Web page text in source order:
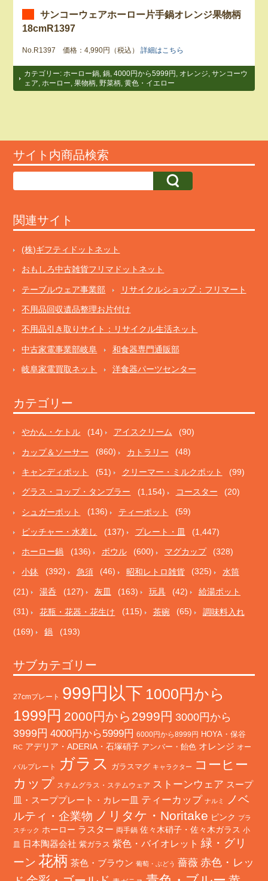
サンコーウェアホーロー片手鍋オレンジ果物柄
18cmR1397
No.R1397 価格：4,990円（税込）詳細はこちら
カテゴリー: ホーロー鍋 ,鍋 ,4000円から5999円 オレンジ ,サンコーウ
ェア
ホーロー ,果物柄 ,野菜柄 ,黄色・イエロー
サイト内商品検索
関連サイト
(株)ギフティドットネット
おもしろ中古雑貨フリマドットネット
テーブルウェア事業部 リサイクルショップ：フリマート
不用品回収遺品整理お片付け
不用品引き取りサイト：リサイクル生活ネット
中古家電事業部岐阜 和食器専門通販部
岐阜家電買取ネット 洋食器パーツセンター
カテゴリー
やかん・ケトル (14) アイスクリーム (90)
カップ＆ソーサー (860) カトラリー (48)
キャンディポット (51) クリーマー・ミルクポット (99)
グラス・コップ・タンブラー (1,154) コースター (20)
シュガーポット (136) ティーポット (59)
ピッチャー・水差し (137) プレート・皿 (1,447)
ホーロー鍋 (136) ボウル (600) マグカップ (328)
小鉢 (392) 急須 (46) 昭和レトロ雑貨 (325) 水筒
(21) 湯呑 (127) 灰皿 (163) 玩具 (42) 給湯ポット
(31) 花瓶・花器・花生け (115) 茶碗 (65) 調味料入れ
(169) 鍋 (193)
サブカテゴリー
27cmプレート 999円以下 1000円から
1999円 2000円から2999円 3000円から
3999円 4000円から5999円 6000円から8999円 HOYA・保谷
RC アデリア・ADERIA・石塚硝子 アンバー・飴色 オレンジ オー
バルプレート ガラス ガラスマグ キャラクター
コーヒー
カップ ステムグラス・ステムウェア ストーンウェア スープ
皿・スーププレート・カレー皿 ティーカップ ナルミ
ノベ
ルティ・企業物 ノリタケ・Noritake ピンク プラ
スチック ホーロー ラスター 両手鍋 佐々木硝子・佐々木ガラス 小
皿
日本陶器会社 紫ガラス 紫色・バイオレット 緑・グリ
ーン 花柄 茶色・ブラウン 葡萄・ぶどう 薔薇 赤色・レッ